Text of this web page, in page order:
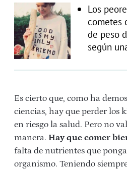
Los
cometes
de peso
según
Es cierto que, como ha
ciencias, hay que perder los
en riesgo la salud. Pero no
manera. Hay que comer
falta de nutrientes que
organismo. Teniendo